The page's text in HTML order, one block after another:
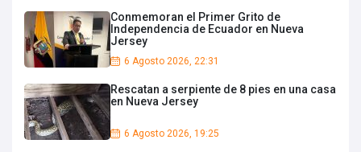
Conmemoran el Primer Grito de
Independencia de Ecuador en Nueva
Jersey
6 Agosto 2026, 22:31
Rescatan a serpiente de 8 pies en una casa
en Nueva Jersey
6 Agosto 2026, 19:25